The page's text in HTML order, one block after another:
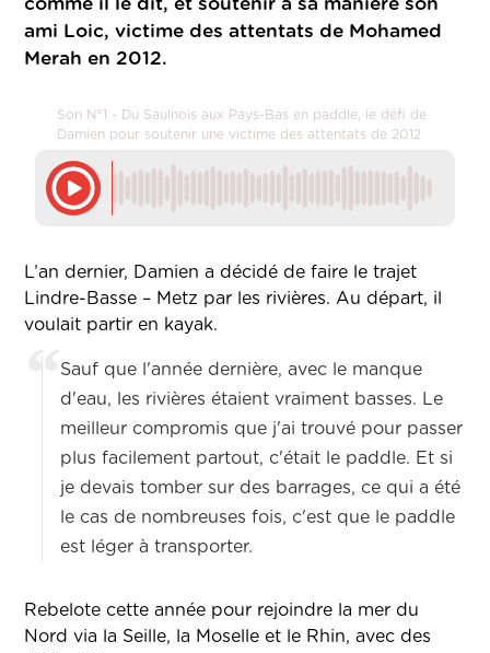
comme il le dit, et soutenir à sa manière son
ami Loic, victime des attentats de Mohamed
Merah en 2012.
Son N°1 - Du Saulnois aux Pays-Bas en paddle, le défi de
Damien pour soutenir une victime des attentats de 2012
L’an dernier, Damien a décidé de faire le trajet
Lindre-Basse – Metz par les rivières. Au départ, il
voulait partir en kayak.
Sauf que l'année dernière, avec le manque
d'eau, les rivières étaient vraiment basses. Le
meilleur compromis que j'ai trouvé pour passer
plus facilement partout, c'était le paddle. Et si
je devais tomber sur des barrages, ce qui a été
le cas de nombreuses fois, c'est que le paddle
est léger à transporter.
Rebelote cette année pour rejoindre la mer du
Nord via la Seille, la Moselle et le Rhin, avec des